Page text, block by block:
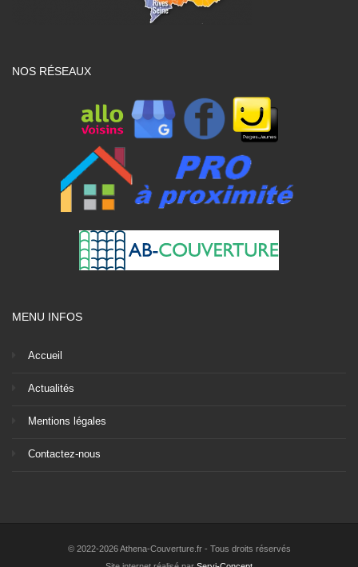
NOS RÉSEAUX
MENU INFOS
Accueil
Actualités
Mentions légales
Contactez-nous
© 2022-2026 Athena-Couverture.fr - Tous droits réservés